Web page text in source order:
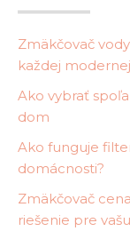
Zmäkčovač
každej
Ako vybrať
dom
Ako funguje
domácnosti?
Zmäkčovač
riešenie pre